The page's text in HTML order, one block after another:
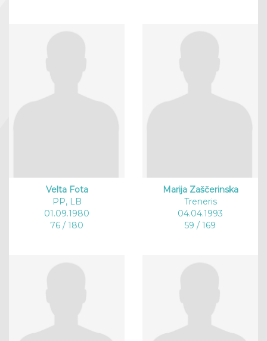
Velta Fota
PP, LB
01.09.1980
76 / 180
Marija Zaščerinska
Treneris
04.04.1993
59 / 169